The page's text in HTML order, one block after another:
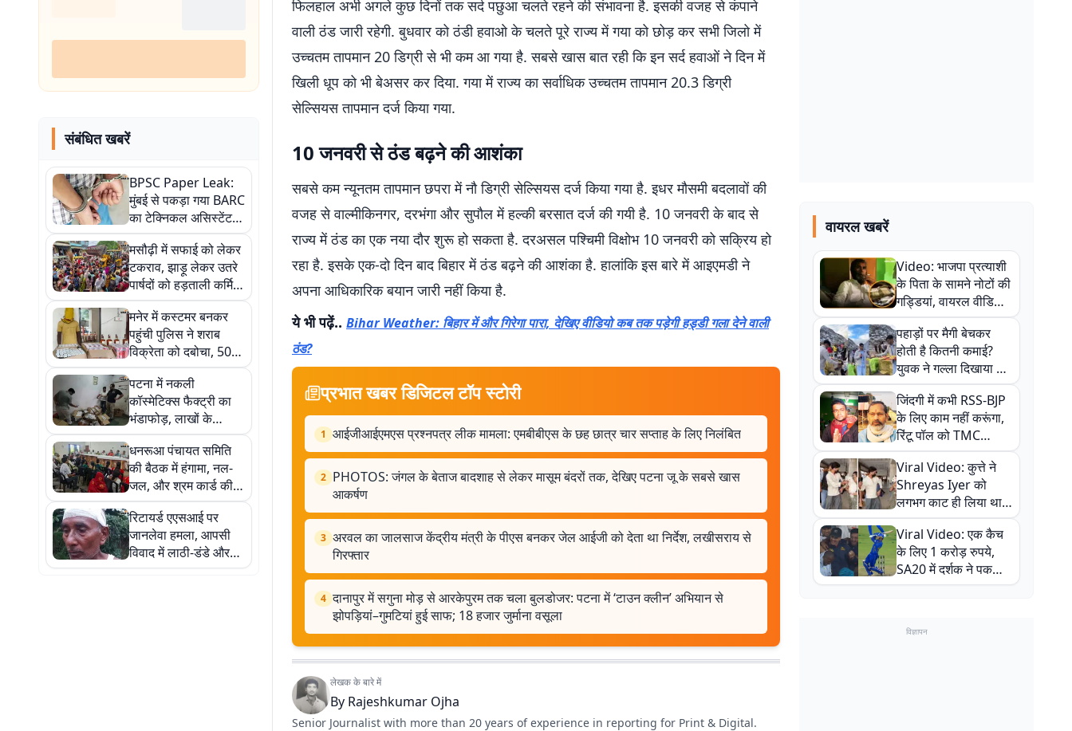
संबंधित खबरें
BPSC Paper Leak:
मुंबई से पकड़ा गया BARC
का टेक्निकल असिस्टेंट,
AEDO पेपर लीक में
EOU का एक्शन
मसौढ़ी में सफाई को लेकर
टकराव, झाड़ू लेकर उतरे
पार्षदों को हड़ताली कर्मियों
ने रोका, पुलिस ने संभाला
मोर्चा
मनेर में कस्टमर बनकर
पहुंची पुलिस ने शराब
विक्रेता को दबोचा, 50
लीटर अंग्रेजी शराब
बरामद
पटना में नकली
कॉस्मेटिक्स फैक्ट्री का
भंडाफोड़, लाखों के
डुप्लीकेट उत्पाद जब्त
धनरूआ पंचायत समिति
की बैठक में हंगामा, नल-
जल, और श्रम कार्ड की
अनियमितताओं पर उठे
सवाल
रिटायर्ड एएसआई पर
जानलेवा हमला, आपसी
विवाद में लाठी-डंडे और
लोहे की रॉड से पीटा
फिलहाल अभी अगले कुछ दिनों तक सर्द पछुआ चलते रहने की संभावना है. इसकी वजह से कंपाने
वाली ठंड जारी रहेगी. बुधवार को ठंडी हवाओ के चलते पूरे राज्य में गया को छोड़ कर सभी जिलो में
उच्चतम तापमान 20 डिग्री से भी कम आ गया है. सबसे खास बात रही कि इन सर्द हवाओं ने दिन में
खिली धूप को भी बेअसर कर दिया. गया में राज्य का सर्वाधिक उच्चतम तापमान 20.3 डिग्री
सेल्सियस तापमान दर्ज किया गया.
10 जनवरी से ठंड बढ़ने की आशंका
सबसे कम न्यूनतम तापमान छपरा में नौ डिग्री सेल्सियस दर्ज किया गया है. इधर मौसमी बदलावों की
वजह से वाल्मीकिनगर, दरभंगा और सुपौल में हल्की बरसात दर्ज की गयी है. 10 जनवरी के बाद से
राज्य में ठंड का एक नया दौर शुरू हो सकता है. दरअसल पश्चिमी विक्षोभ 10 जनवरी को सक्रिय हो
रहा है. इसके एक-दो दिन बाद बिहार में ठंड बढ़ने की आशंका है. हालांकि इस बारे में आइएमडी ने
अपना आधिकारिक बयान जारी नहीं किया है.
ये भी पढ़ें.. Bihar Weather: बिहार में और गिरेगा पारा, देखिए वीडियो कब तक पड़ेगी हड्डी गला देने वाली
ठंड?
प्रभात खबर डिजिटल टॉप स्टोरी
1 आईजीआईएमएस प्रश्नपत्र लीक मामला: एमबीबीएस के छह छात्र चार सप्ताह के लिए निलंबित
2 PHOTOS: जंगल के बेताज बादशाह से लेकर मासूम बंदरों तक, देखिए पटना जू के सबसे खास
आकर्षण
3 अरवल का जालसाज केंद्रीय मंत्री के पीएस बनकर जेल आईजी को देता था निर्देश, लखीसराय से
गिरफ्तार
4 दानापुर में सगुना मोड़ से आरकेपुरम तक चला बुलडोजर: पटना में ‘टाउन क्लीन’ अभियान से
झोपड़ियां–गुमटियां हुई साफ; 18 हजार जुर्माना वसूला
लेखक के बारे में
By Rajeshkumar Ojha
Senior Journalist with more than 20 years of experience in reporting for Print & Digital.
वायरल खबरें
Video: भाजपा प्रत्याशी
के पिता के सामने नोटों की
गड्डियां, वायरल वीडियो
से राजनीति में उबाल,
अजित महतो बोले- TMC
की गंदी चाल
पहाड़ों पर मैगी बेचकर
होती है कितनी कमाई?
युवक ने गल्ला दिखाया तो
नौकरी वालों के खड़े हो गए
कान
जिंदगी में कभी RSS-BJP
के लिए काम नहीं करूंगा,
रिंटू पॉल को TMC
ऑफिस में ले जाकर पीटा,
Video वायरल
Viral Video: कुत्ते ने
Shreyas Iyer को
लगभग काट ही लिया था,
न्यूजीलैंड सीरीज से पहले
बाल-बाल बचे
Viral Video: एक कैच
के लिए 1 करोड़ रुपये,
SA20 में दर्शक ने पकड़ा
एक हाथ से गजब का कैच
विज्ञापन